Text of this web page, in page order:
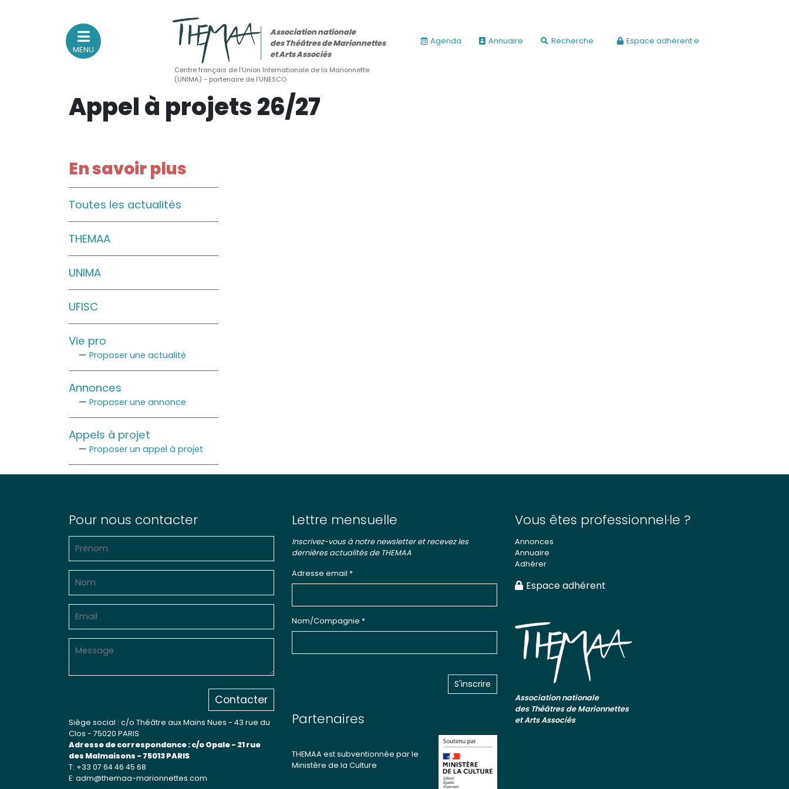
Association nationale
des Théâtres de Marionnettes
Sur le feu
Sur le vif
(Agenda, spectacles, événements des adhérents)
Sur le fond
(Fonctionnement, gouvernance, groupes de travail, partenaires)
Sur le terrain
Sur l’étagère
MENU
Association nationale
des Théâtres de Marionnettes
et Arts Associés
Centre français de l’Union Internationale de la Marionnette
(UNIMA) - partenaire de l’UNESCO
Agenda Annuaire Recherche Espace adhérent·e
Appel à projets 26/27
En savoir plus
Toutes les actualités
THEMAA
UNIMA
UFISC
Vie pro
Proposer une actualité
Annonces
Proposer une annonce
Appels à projet
Proposer un appel à projet
Pour nous contacter
Contacter
Siège social : c/o Théâtre aux Mains Nues - 43 rue du
Clos - 75020 PARIS
Adresse de correspondance : c/o Opale - 21 rue
des Malmaisons - 75013 PARIS
T: +33 07 64 46 45 68
E: adm@themaa-marionnettes.com
Lettre mensuelle
Inscrivez-vous à notre newsletter et recevez les
dernières actualités de THEMAA
Adresse email *
Nom/Compagnie *
Partenaires
THEMAA est subventionnée par le
Ministère de la Culture
Vous êtes professionnel·le ?
Annonces
Annuaire
Adhérer
Espace adhérent
Association nationale
des Théâtres de Marionnettes
et Arts Associés